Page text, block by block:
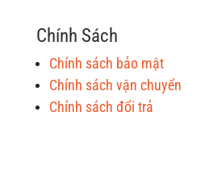
Chính Sách
Chính sách bảo mật
Chính sách vận chuyển
Chính sách đổi trả